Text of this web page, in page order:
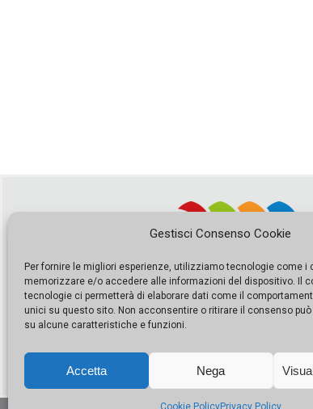
Gestisci Consenso Cookie
Per fornire le migliori esperienze, utilizziamo tecnologie come i
memorizzare e/o accedere alle informazioni del dispositivo. Il
tecnologie ci permetterà di elaborare dati come il
unici su questo sito. Non acconsentire o ritirare il consenso
su alcune caratteristiche e funzioni.
Accetta Nega
Cookie PolicyPrivacy Policy